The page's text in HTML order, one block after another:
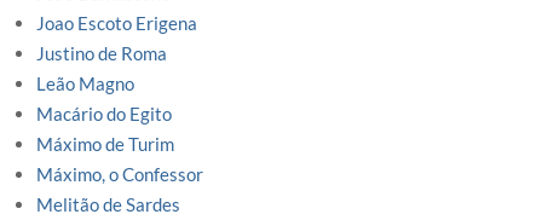
Joao Escoto Erigena
Justino de Roma
Leão Magno
Macário do Egito
Máximo de Turim
Máximo, o Confessor
Melitão de Sardes